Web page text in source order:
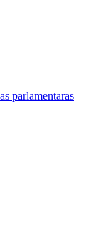
parlamentaras